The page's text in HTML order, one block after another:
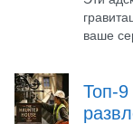
ваше
Топ-